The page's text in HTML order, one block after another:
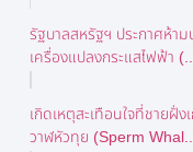
รัฐบาลสหรัฐฯ ประกาศห้า
เครื่องแปลงกระแสไฟฟ้า
เกิดเหตุสะเทือนใจที่ชายฝั่
วาฬหัวทุย (Sperm